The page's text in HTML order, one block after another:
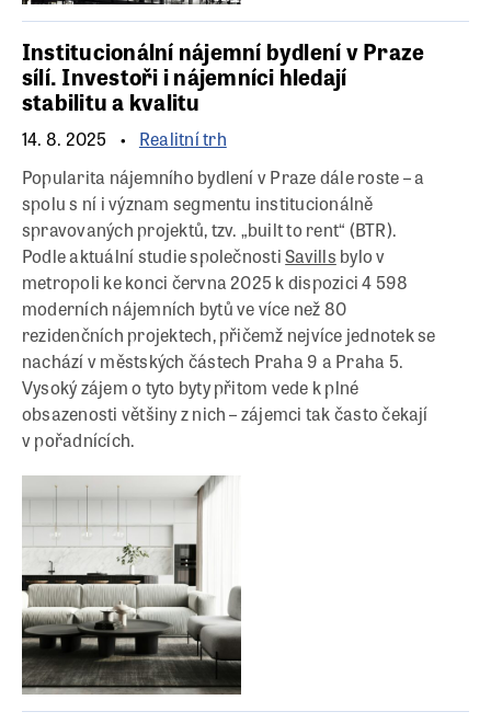
Institucionální nájemní bydlení v Praze
sílí. Investoři i nájemníci hledají
stabilitu a kvalitu
14. 8. 2025
Realitní trh
Popularita nájemního bydlení v Praze dále roste – a
spolu s ní i význam segmentu institucionálně
spravovaných projektů, tzv. „built to rent“ (BTR).
Podle aktuální studie společnostiSavills bylo v
metropoli ke konci června 2025 k dispozici 4 598
moderních nájemních bytů ve více než 80
rezidenčních projektech, přičemž nejvíce jednotek se
nachází v městských částech Praha 9 a Praha 5.
Vysoký zájem o tyto byty přitom vede k plné
obsazenosti většiny z nich – zájemci tak často čekají
v pořadnících.